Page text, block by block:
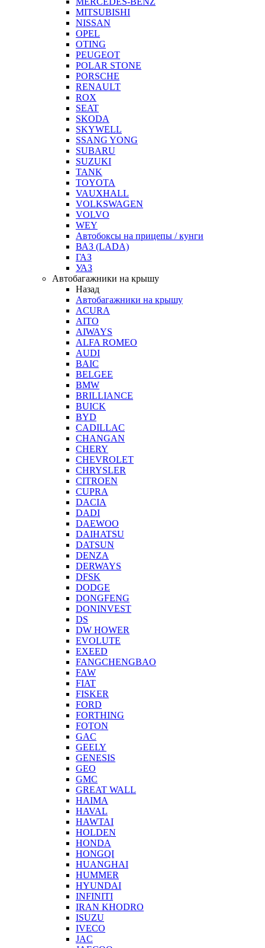
MITSUBISHI
NISSAN
OPEL
OTING
PEUGEOT
POLAR STONE
PORSCHE
RENAULT
ROX
SEAT
SKODA
SKYWELL
SSANG YONG
SUBARU
SUZUKI
TANK
TOYOTA
VAUXHALL
VOLKSWAGEN
VOLVO
WEY
Автобоксы на прицепы / кунги
ВАЗ (LADA)
ГАЗ
УАЗ
Автобагажники на крышу
Назад
Автобагажники на крышу
ACURA
AITO
AIWAYS
ALFA ROMEO
AUDI
BAIC
BELGEE
BMW
BRILLIANCE
BUICK
BYD
CADILLAC
CHANGAN
CHERY
CHEVROLET
CHRYSLER
CITROEN
CUPRA
DACIA
DADI
DAEWOO
DAIHATSU
DATSUN
DENZA
DERWAYS
DFSK
DODGE
DONGFENG
DONINVEST
DS
DW HOWER
EVOLUTE
EXEED
FANGCHENGBAO
FAW
FIAT
FISKER
FORD
FORTHING
FOTON
GAC
GEELY
GENESIS
GEO
GMC
GREAT WALL
HAIMA
HAVAL
HAWTAI
HOLDEN
HONDA
HONGQI
HUANGHAI
HUMMER
HYUNDAI
INFINITI
IRAN KHODRO
ISUZU
IVECO
JAC